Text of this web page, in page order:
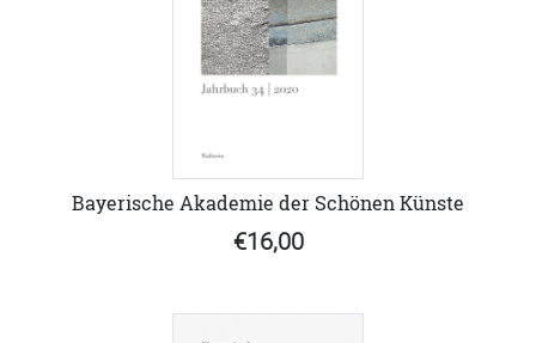
Bayerische Akademie der Schönen Künste
€16,00